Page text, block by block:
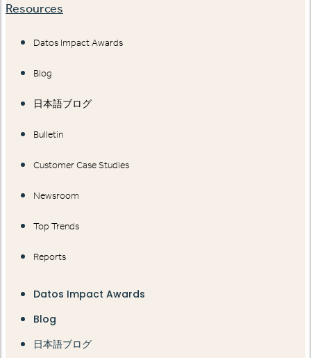
Resources
Datos Impact Awards
Blog
日本語ブログ
Bulletin
Customer Case Studies
Newsroom
Top Trends
Reports
Datos Impact Awards
Blog
日本語ブログ